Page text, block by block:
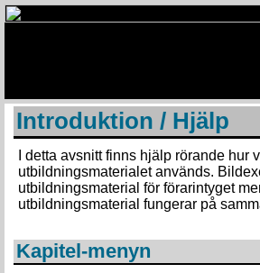
Introduktion / Hjälp
I detta avsnitt finns hjälp rörande hur
utbildningsmaterialet används.
utbildningsmaterial för förarintyget
utbildningsmaterial fungerar på
Kapitel-menyn